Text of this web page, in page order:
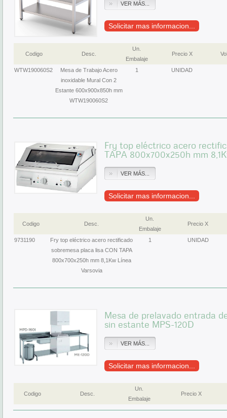
VER MÁS...
Solicitar mas informacion...
Codigo Desc.
Un.
Embalaje
Precio X
WTW190060S2
Mesa de Trabajo Acero
inoxidable Mural Con 2
Estante 600x900x850h mm
WTW190060S2
1 UNIDAD
Fry top eléctrico acero
TAPA 800x700x250h mm
VER MÁS...
Solicitar mas informacion...
Codigo Desc.
Un.
Embalaje
Precio X
9731190
Fry top eléctrico acero rectificado
sobremesa placa lisa CON TAPA
800x700x250h mm 8,1Kw Línea
Varsovia
1 UNIDAD
Mesa de prelavado entrada
sin estante MPS-120D
VER MÁS...
Solicitar mas informacion...
Codigo Desc.
Un.
Embalaje
Precio X